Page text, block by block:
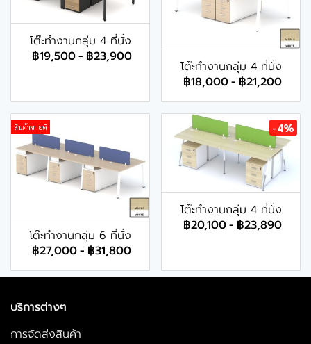
โต๊ะทำงานกลุ่ม 4 ที่นั่ง
฿19,500- ฿23,900
โต๊ะทำงานกลุ่ม 4 ที่นั่ง
฿18,000- ฿21,200
สินค้าขายดี
โต๊ะทำงานกลุ่ม 6 ที่นั่ง
฿27,000- ฿31,800
-4%
โต๊ะทำงานกลุ่ม 4 ที่นั่ง
฿20,100- ฿23,890
บริการต่างๆ
การจัดส่งสินค้า